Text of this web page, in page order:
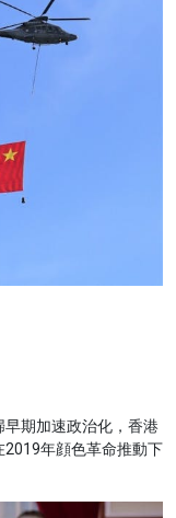
期加速政治化，香港
2019年顔色革命推動下